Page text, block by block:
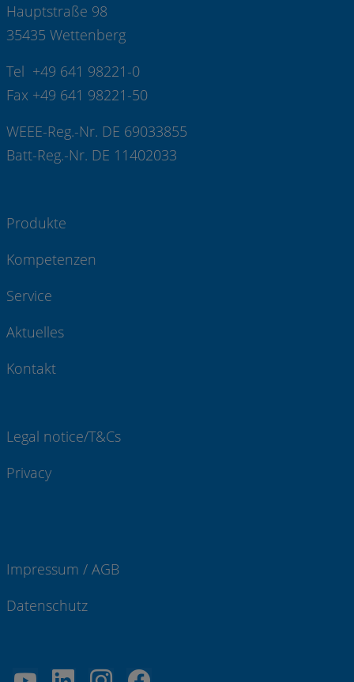
Hauptstraße 98
35435 Wettenberg
Tel +49 641 98221-0
Fax +49 641 98221-50
WEEE-Reg.-Nr. DE 69033855
Batt-Reg.-Nr. DE 11402033
Produkte
Kompetenzen
Service
Aktuelles
Kontakt
Legal notice/T&Cs
Privacy
Impressum / AGB
Datenschutz